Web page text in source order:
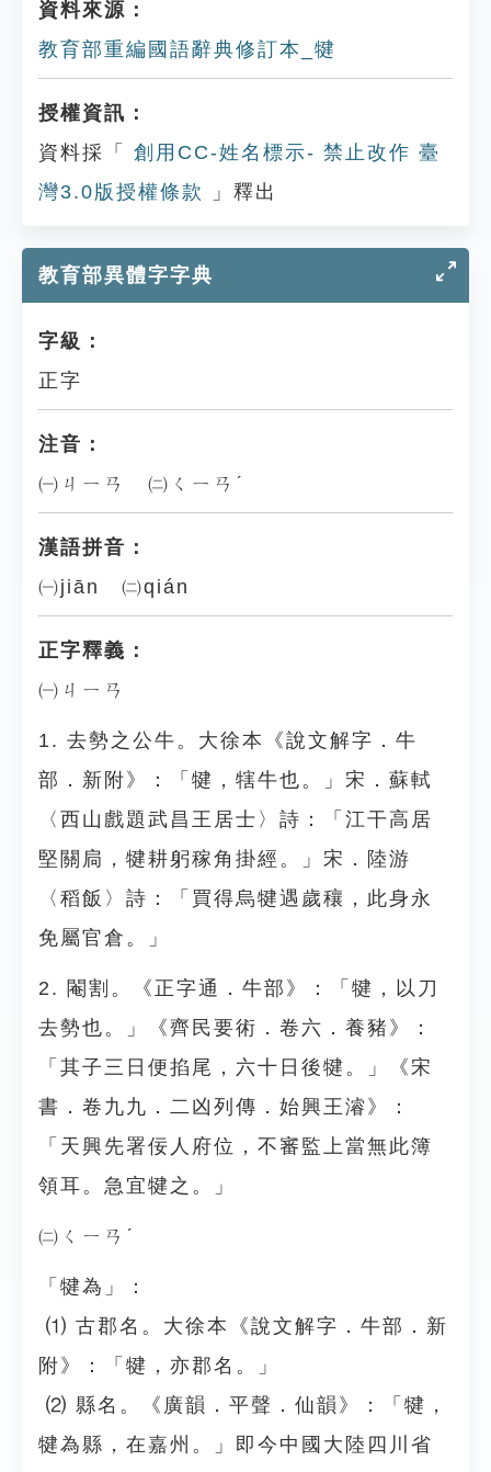
資料來源：
教育部重編國語辭典修訂本_犍
授權資訊：
資料採「
創用CC-姓名標示- 禁止改作 臺
灣3.0版授權條款
」釋出
教育部異體字字典
字級：
正字
注音：
㈠ㄐㄧㄢ ㈡ㄑㄧㄢˊ
漢語拼音：
㈠jiān ㈡qián
正字釋義：
㈠ㄐㄧㄢ
1. 去勢之公牛。大徐本《說文解字．牛
部．新附》：「犍，犗牛也。」宋．蘇軾
〈西山戲題武昌王居士〉詩：「江干高居
堅關扃，犍耕躬稼角掛經。」宋．陸游
〈稻飯〉詩：「買得烏犍遇歲穰，此身永
免屬官倉。」
2. 閹割。《正字通．牛部》：「犍，以刀
去勢也。」《齊民要術．卷六．養豬》：
「其子三日便掐尾，六十日後犍。」《宋
書．卷九九．二凶列傳．始興王濬》：
「天興先署佞人府位，不審監上當無此簿
領耳。急宜犍之。」
㈡ㄑㄧㄢˊ
「犍為」：
⑴ 古郡名。大徐本《說文解字．牛部．新
附》：「犍，亦郡名。」
⑵ 縣名。《廣韻．平聲．仙韻》：「犍，
犍為縣，在嘉州。」即今中國大陸四川省